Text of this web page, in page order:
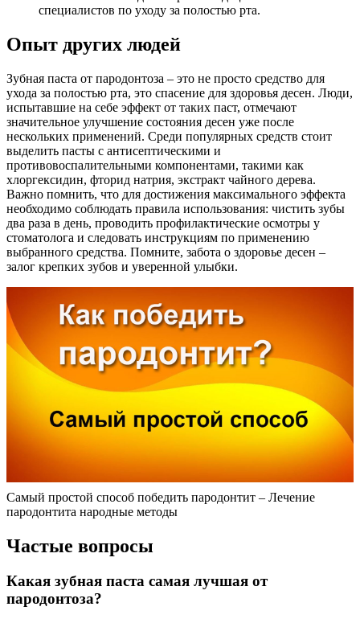
специалистов по уходу за полостью рта.
Опыт других людей
Зубная паста от пародонтоза – это не просто средство для
ухода за полостью рта, это спасение для здоровья десен. Люди,
испытавшие на себе эффект от таких паст, отмечают
значительное улучшение состояния десен уже после
нескольких применений. Среди популярных средств стоит
выделить пасты с антисептическими и
противовоспалительными компонентами, такими как
хлоргексидин, фторид натрия, экстракт чайного дерева.
Важно помнить, что для достижения максимального эффекта
необходимо соблюдать правила использования: чистить зубы
два раза в день, проводить профилактические осмотры у
стоматолога и следовать инструкциям по применению
выбранного средства. Помните, забота о здоровье десен –
залог крепких зубов и уверенной улыбки.
Самый простой способ победить пародонтит – Лечение
пародонтита народные методы
Частые вопросы
Какая зубная паста самая лучшая от
пародонтоза?